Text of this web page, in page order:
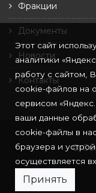
Фракции
Документы
Новости
Контакты
©
Этот сайт
аналитики
работу с сайтом,
cookie-файлов на
сервисом
ваши данные
cookie-файлы в
браузера и
осуществляется
Принять